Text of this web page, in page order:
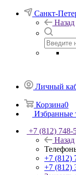
Санкт-
Назад
Личный
Корзина0
Избранные
+7 (812) 748-
Назад
+7 (812)
+7 (812)